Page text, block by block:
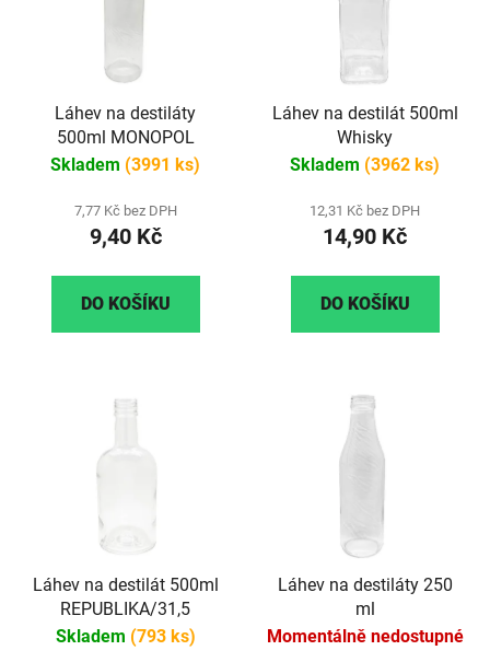
Láhev na destiláty
500ml MONOPOL
Skladem (3991 ks)
7,77 Kč bez DPH
9,40 Kč
DO KOŠÍKU
Láhev na destilát 500ml
Whisky
Skladem (3962 ks)
12,31 Kč bez DPH
14,90 Kč
DO KOŠÍKU
Láhev na destilát 500ml
REPUBLIKA/31,5
Skladem (793 ks)
Láhev na destiláty 250
ml
Momentálně nedostupné